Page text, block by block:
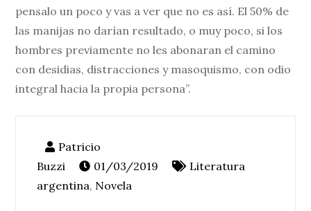
pensalo un poco y vas a ver que no es así. El 50% de
las manijas no darían resultado, o muy poco, si los
hombres previamente no les abonaran el camino
con desidias, distracciones y masoquismo, con odio
integral hacia la propia persona”.
01/03/2019
Literatura
argentina, Novela